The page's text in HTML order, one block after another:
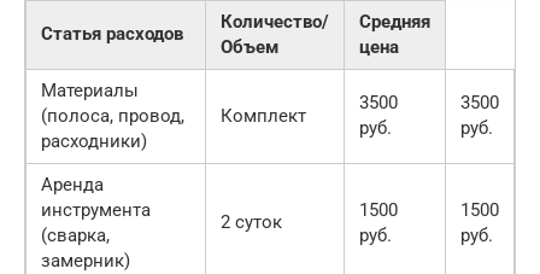
Статья расходов
Количество/
Объем
Средняя
цена
Материалы
(полоса, провод,
расходники)
Комплект
3500
руб.
3500
руб.
Аренда
инструмента
(сварка,
замерник)
2 суток
1500
руб.
1500
руб.